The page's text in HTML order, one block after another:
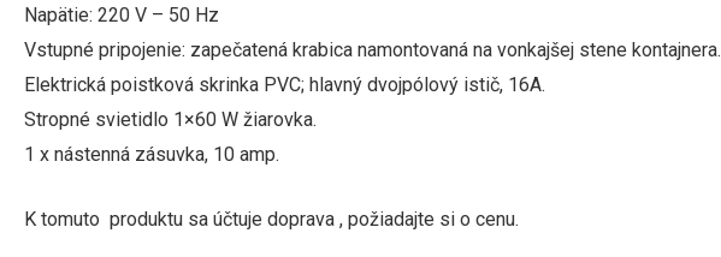
Napätie: 220 V – 50 Hz
Vstupné pripojenie: zapečatená krabica namontovaná na vonkajšej stene kontajnera.
Elektrická poistková skrinka PVC; hlavný dvojpólový istič, 16A.
Stropné svietidlo 1×60 W žiarovka.
1 x nástenná zásuvka, 10 amp.
K tomuto produktu sa účtuje doprava , požiadajte si o cenu.